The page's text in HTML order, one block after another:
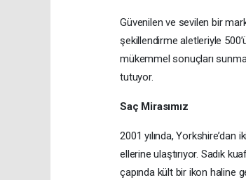
Güvenilen ve sevilen bir
şekillendirme aletleriyle
mükemmel sonuçları
tutuyor.
Saç Mirasımız
2001 yılında, Yorkshire’dan
ellerine ulaştırıyor. Sadık
çapında kült bir ikon haline